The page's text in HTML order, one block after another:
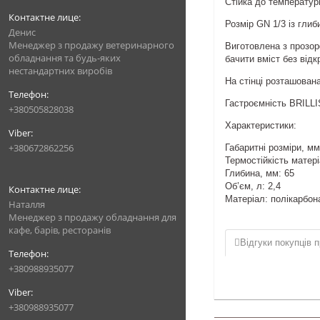
Денис
Менеджер з продажу ветеринарного
обладнання та будь-яких
нестандартних виробів
+380505828038
+380672862256
Наталля
Менеджер з продажу обладнання для
кафе, барів, ресторанів
+380988935077
+380988935077
Розмір GN 1/3 із
Виготовлена з
бачити вміст без
На стінці
Гастроємність
Характеристики:
Габаритні розміри,
Термостійкість
Глибина, мм: 65
Об’єм, л: 2,4
Матеріал:
Відгуки покупців